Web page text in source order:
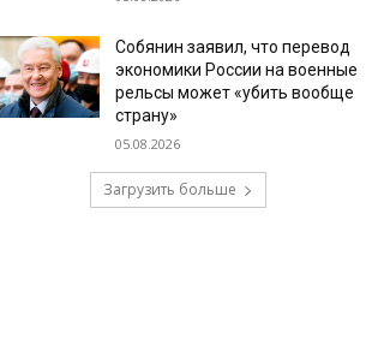
Собянин заявил, что перевод
экономики России на военные
рельсы может «убить вообще
страну»
05.08.2026
Загрузить больше